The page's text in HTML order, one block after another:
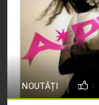
NOUTĂȚI